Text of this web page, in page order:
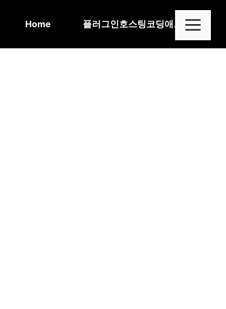
Home 플러그인호스팅코딩애드센스